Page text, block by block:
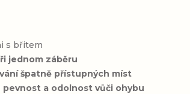
s břitem
jednom záběru
špatně přístupných míst
pevnost a odolnost vůči ohybu